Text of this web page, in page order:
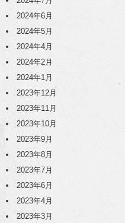
2024年6月
2024年5月
2024年4月
2024年2月
2024年1月
2023年12月
2023年11月
2023年10月
2023年9月
2023年8月
2023年7月
2023年6月
2023年4月
2023年3月